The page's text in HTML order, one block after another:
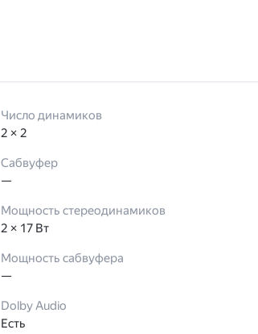
Число динамиков
2 × 2
Сабвуфер
—
Мощность стереодинамиков
2 × 17 Вт
Мощность сабвуфера
—
Dolby Audio
Есть